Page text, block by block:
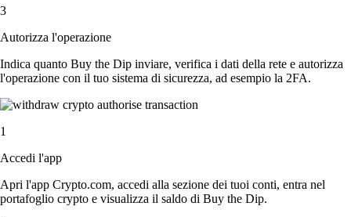
3
Autorizza l'operazione
Indica quanto Buy the Dip inviare, verifica i dati della rete e autorizza
l'operazione con il tuo sistema di sicurezza, ad esempio la 2FA.
1
Accedi l'app
Apri l'app Crypto.com, accedi alla sezione dei tuoi conti, entra nel
portafoglio crypto e visualizza il saldo di Buy the Dip.